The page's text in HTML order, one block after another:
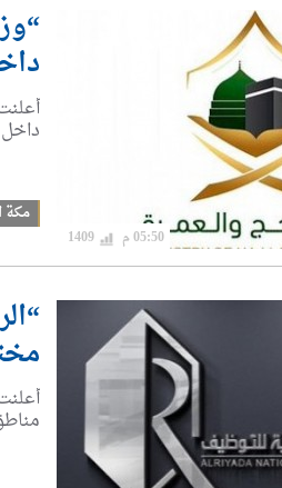
05:50 م 1409
داخل
مكة
مناطق